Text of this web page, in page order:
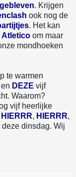
gebleven. Krijgen
ook nog de
. Het kan
Atletico om maar
mondhoeken
te warmen
en DEZE vijf
Waarom?
vijf heerlijke
HIERRR, HIERRR,
deze dinsdag. Wij